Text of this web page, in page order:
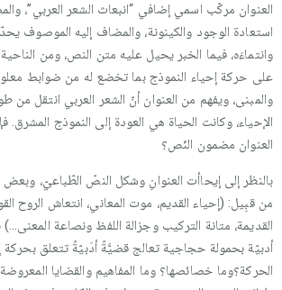
العنوان مركّب اسمي إضافي “انبعاث الشعر العربي”،
استعادة الوجود والكينونة، والمضاف إليه الموصوف
وانتماءَه، فيما الخبر يحيل عليه متن النص، ومن الناحية
على حركة إحياء النموذج بما تخضع له من ضوابط
والمبنى، ويفهم من العنوان أنّ الشعر العربي انتقل من
الإحياء، وكانت الحياة هي العودة إلى النموذج
العنوان مضمون النّص؟
بالنظر إلى إيحاأت العنوانِ وشكل النصّ الطّباعيّ، وبعض
من قبِيل: (إحياء القديم، موت المعاني، انتعاش الروح
القديمة، متانة التركيب وجزالة اللفظ ونصاعة المعنى…)
أدبيّة بحمولة حجاجية تعالج قضيَّةً أدَبيّةً تتعلق بحركة
الحركة؟وما خصائصها؟ وما المفاهيم والقضايا